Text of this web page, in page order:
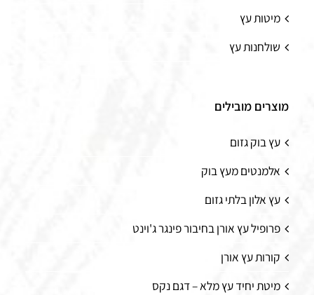
מיטות עץ
שולחנות עץ
מוצרים מובילים
עץ בוק גזום
אלמנטים מעץ בוק
עץ אלון בלתי גזום
פרופיל עץ אורן בחיבור פינגר ג'וינט
קורות עץ אורן
מיטת יחיד עץ מלא – דגם נקס